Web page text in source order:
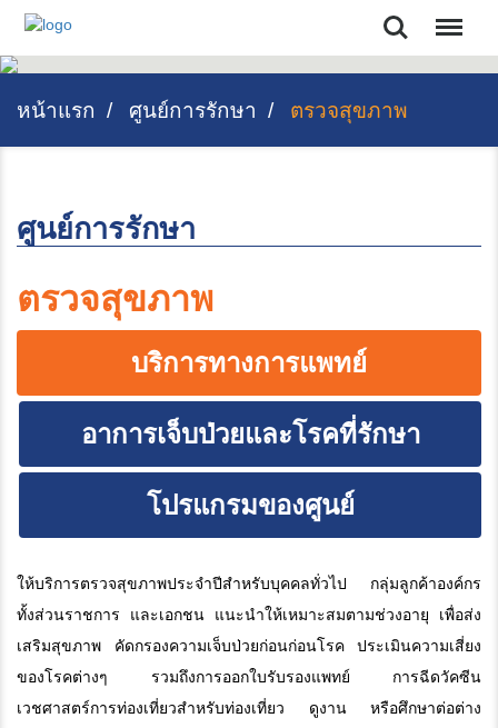
Search
หน้าแรก ศูนย์การรักษา ตรวจสุขภาพ
ศูนย์การรักษา
ตรวจสุขภาพ
บริการทางการแพทย์
อาการเจ็บป่วยและโรคที่รักษา
โปรแกรมของศูนย์
ให้บริการตรวจสุขภาพประจำปีสำหรับบุคคลทั่วไป กลุ่มลูกค้าองค์กร
ทั้งส่วนราชการ และเอกชน แนะนำให้เหมาะสมตามช่วงอายุ เพื่อส่ง
เสริมสุขภาพ คัดกรองความเจ็บป่วยก่อนก่อนโรค ประเมินความเสี่ยง
ของโรคต่างๆ รวมถึงการออกใบรับรองแพทย์ การฉีดวัคซีน
เวชศาสตร์การท่องเที่ยวสำหรับท่องเที่ยว ดูงาน หรือศึกษาต่อต่าง